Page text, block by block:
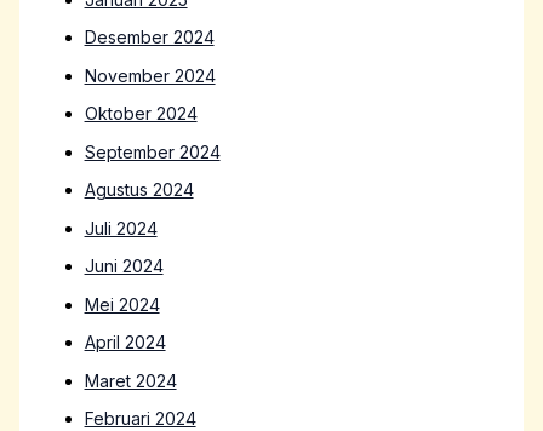
Desember 2024
November 2024
Oktober 2024
September 2024
Agustus 2024
Juli 2024
Juni 2024
Mei 2024
April 2024
Maret 2024
Februari 2024